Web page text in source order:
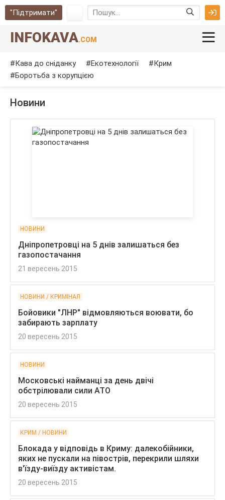
"Підтримати"
INFOKAVA.COM
Кава до сніданку Екотехнології
Крим
Боротьба з корупцією
Новини
НОВИНИ
Дніпропетровці на 5 днів залишаться без
газопостачання
21 вересень 2015
НОВИНИ / КРИМІНАЛ
Бойовики "ЛНР" відмовляються воювати, бо
забирають зарплату
20 вересень 2015
НОВИНИ
Московські найманці за день двічі
обстрілювали сили АТО
20 вересень 2015
КРИМ / НОВИНИ
Блокада у відповідь в Криму: далекобійники,
яких не пускали на півострів, перекрили шляхи
в'їзду-виїзду активістам.
20 вересень 2015